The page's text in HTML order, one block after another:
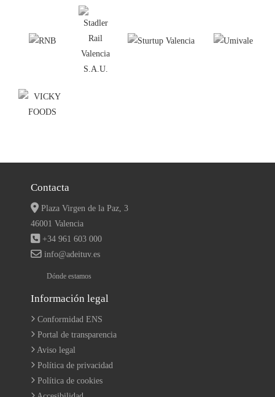
Contacta
Plaza Virgen de la Paz, 3
46001 Valencia
+34 961 603 000
info@adeituv.es
Dónde estamos
Información legal
Conformidad ENS
Portal de transparencia
Aviso legal
Política de privacidad
Política de cookies